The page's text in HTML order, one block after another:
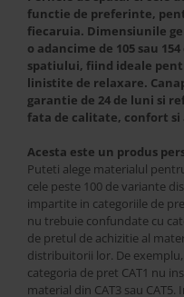
functie de preferinte,
fiecaruia. Dimensiunile
o adancime de 105 sau
spatiului, fiind ideale
linistite de relaxare.
garantie de 24 de luni si
fata de calitate, confort
Acesta este un produs
Puteti alege materialul
cele peste 100 de variante
impartite in categoriile de pret
nu trebuie confundate cu
de pretul de achizitie al
distribuitorii lor. De
categoria de pret CAT1 nu
material din CAT3 sau